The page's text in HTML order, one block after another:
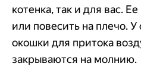
котенка, так и для вас.
или повесить на плечо.
окошки для притока
закрываются на молнию.